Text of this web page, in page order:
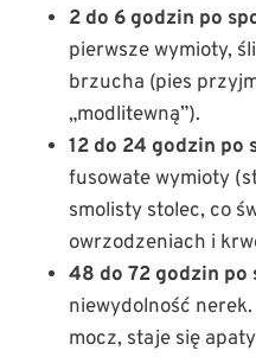
2 do 6 godzin po
pierwsze wymioty,
brzucha (pies
„modlitewną”).
12 do 24 godzin po
fusowate wymioty
smolisty stolec, co
owrzodzeniach i
48 do 72 godzin po
niewydolność
mocz, staje się